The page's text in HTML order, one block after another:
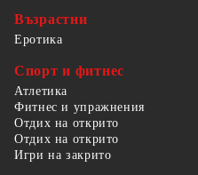
Възрастни
Еротика
Спорт и фитнес
Атлетика
Фитнес и упражнения
Отдих на открито
Отдих на открито
Игри на закрито